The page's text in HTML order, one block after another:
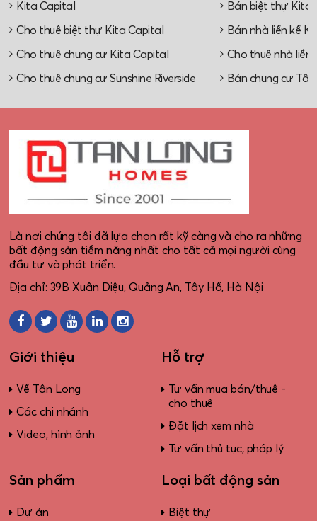
Kita Capital Bán biệt thự Kita
Cho thuê biệt thự Kita Capital Bán nhà liền kề
Cho thuê chung cư Kita Capital Cho thuê nhà liền
Cho thuê chung cư Sunshine Riverside Bán chung cư Tây
Là nơi chúng tôi đã lựa chọn rất kỹ càng và cho ra những
bất động sản tiềm năng nhất cho tất cả mọi người cùng
đầu tư và phát triển.
Địa chỉ: 39B Xuân Diệu, Quảng An, Tây Hồ, Hà Nội
Giới thiệu
Về Tân Long
Các chi nhánh
Video, hình ảnh
Hỗ trợ
Tư vấn mua bán/thuê -
cho thuê
Đặt lịch xem nhà
Tư vấn thủ tục, pháp lý
Sản phẩm
Dự án
Loại bất động sản
Biệt thự